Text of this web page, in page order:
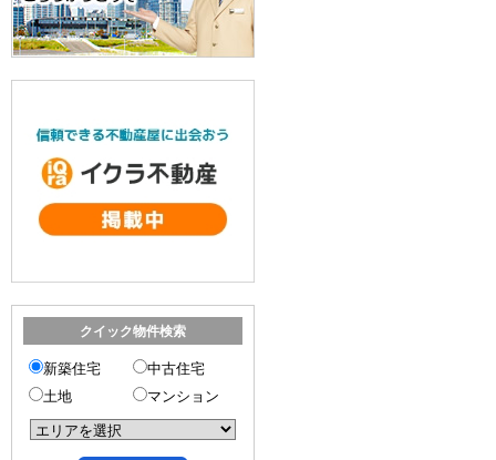
クイック物件検索
新築住宅
中古住宅
土地
マンション